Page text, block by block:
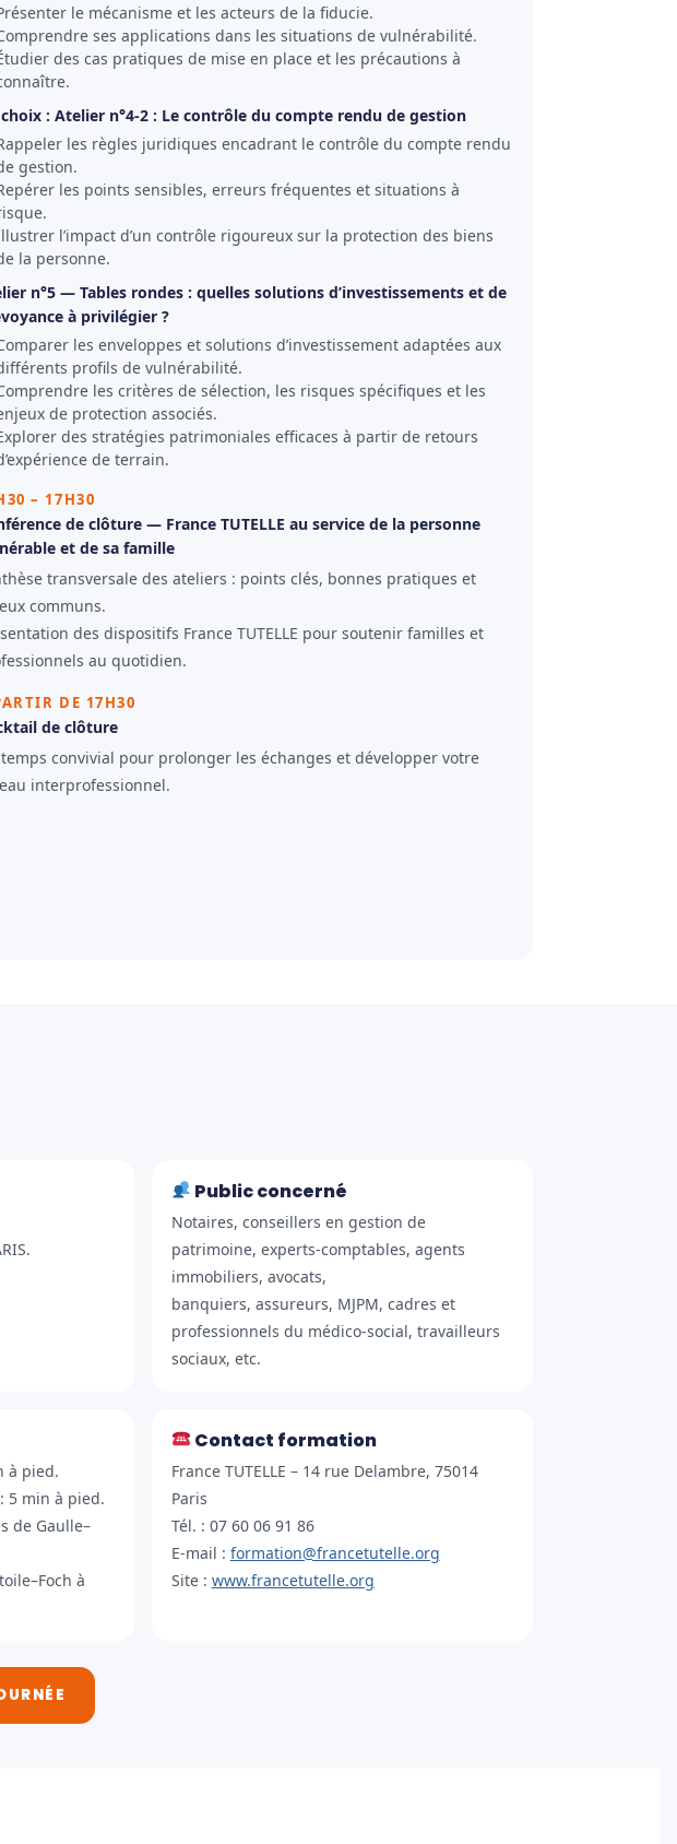
le mécanisme et les acteurs de la fiducie.
ses applications dans les situations de vulnérabilité.
des cas pratiques de mise en place et les précautions à
: Atelier n°4-2 : Le contrôle du compte rendu de gestion
les règles juridiques encadrant le contrôle du compte rendu
gestion.
les points sensibles, erreurs fréquentes et situations à
l’impact d’un contrôle rigoureux sur la protection des biens
la personne.
n°5 — Tables rondes : quelles solutions d’investissements et de
à privilégier ?
les enveloppes et solutions d’investissement adaptées aux
profils de vulnérabilité.
les critères de sélection, les risques spécifiques et les
de protection associés.
des stratégies patrimoniales efficaces à partir de retours
de terrain.
– 17H30
de clôture — France TUTELLE au service de la personne
et de sa famille
transversale des ateliers : points clés, bonnes pratiques et
communs.
des dispositifs France TUTELLE pour soutenir familles et
au quotidien.
DE 17H30
de clôture
convivial pour prolonger les échanges et développer votre
interprofessionnel.
Public concerné
Notaires, conseillers en gestion de
patrimoine, experts-comptables, agents
immobiliers, avocats,
banquiers, assureurs, MJPM, cadres et
professionnels du médico-social, travailleurs
sociaux, etc.
à pied.
5 min à pied.
de Gaulle–
à
Contact formation
France TUTELLE – 14 rue Delambre, 75014
Paris
Tél. : 07 60 06 91 86
E-mail : formation@francetutelle.org
Site : www.francetutelle.org